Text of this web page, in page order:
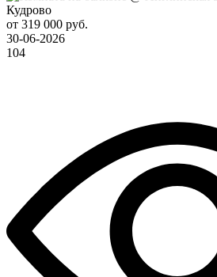
Кудрово
от 319 000 руб.
30-06-2026
104